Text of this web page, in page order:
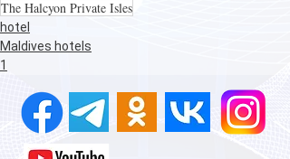
The Halcyon Private Isles
hotel
Maldives hotels
1